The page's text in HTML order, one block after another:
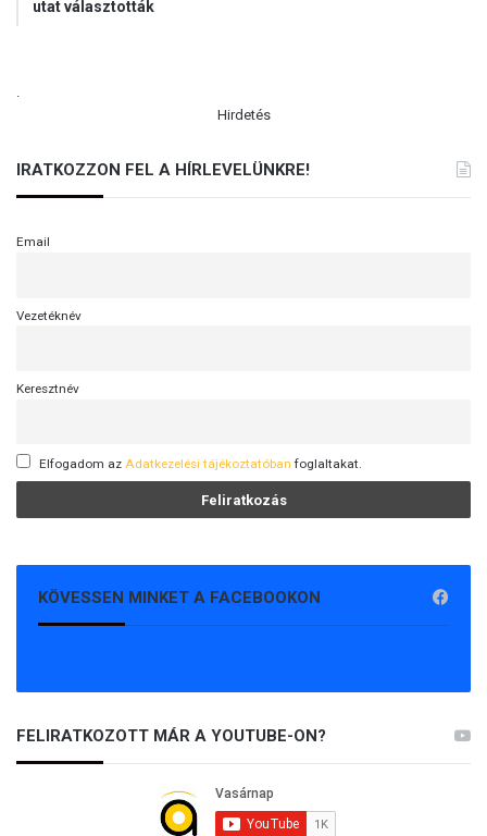
utat választották
.
Hirdetés
IRATKOZZON FEL A HÍRLEVELÜNKRE!
Email
Vezetéknév
Keresztnév
Elfogadom az Adatkezelési tájékoztatóban foglaltakat.
KÖVESSEN MINKET A FACEBOOKON
FELIRATKOZOTT MÁR A YOUTUBE-ON?